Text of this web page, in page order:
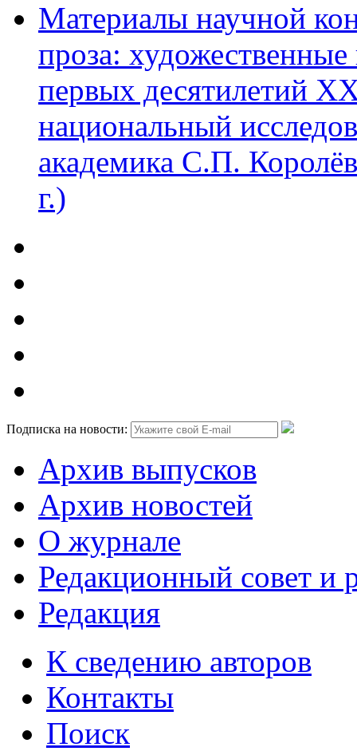
Материалы научной
проза: художественные
первых десятилетий
национальный
академика С.П.
г.)
Подписка на новости:
Архив выпусков
Архив новостей
О журнале
Редакционный совет и
Редакция
К сведению авторов
Контакты
Поиск